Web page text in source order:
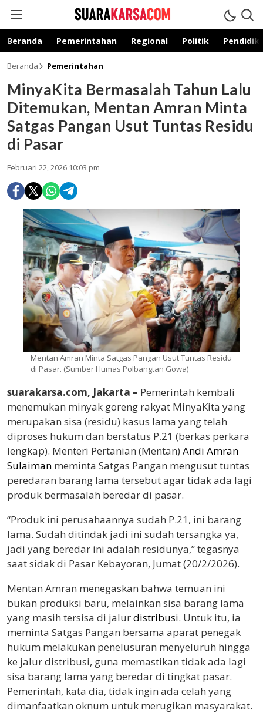
suarakarsa.com
Informasi terpercaya
Beranda Pemerintahan Regional Politik
Beranda Pemerintahan
MinyaKita Bermasalah Tahun Lalu
Ditemukan, Mentan Amran Minta
Satgas Pangan Usut Tuntas Residu
di Pasar
Februari 22, 2026 10:03 pm
Mentan Amran Minta Satgas Pangan Usut Tuntas Residu
di Pasar. (Sumber Humas Polbangtan Gowa)
suarakarsa.com, Jakarta – Pemerintah kembali
menemukan minyak goreng rakyat MinyaKita yang
merupakan sisa (residu) kasus lama yang telah
diproses hukum dan berstatus P.21 (berkas perkara
lengkap). Menteri Pertanian (Mentan) Andi Amran
Sulaiman meminta Satgas Pangan mengusut tuntas
peredaran barang lama tersebut agar tidak ada lagi
produk bermasalah beredar di pasar.
“Produk ini perusahaannya sudah P.21, ini barang
lama. Sudah ditindak jadi ini sudah tersangka ya,
jadi yang beredar ini adalah residunya,” tegasnya
saat sidak di Pasar Kebayoran, Jumat (20/2/2026).
Mentan Amran menegaskan bahwa temuan ini
bukan produksi baru, melainkan sisa barang lama
yang masih tersisa di jalurdistribusi. Untuk itu, ia
meminta Satgas Pangan bersama aparat penegak
hukum melakukan penelusuran menyeluruh hingga
ke jalur distribusi, guna memastikan tidak ada lagi
sisa barang lama yang beredar di tingkat pasar.
Pemerintah, kata dia, tidak ingin ada celah yang
dimanfaatkan oknum untuk merugikan masyarakat.